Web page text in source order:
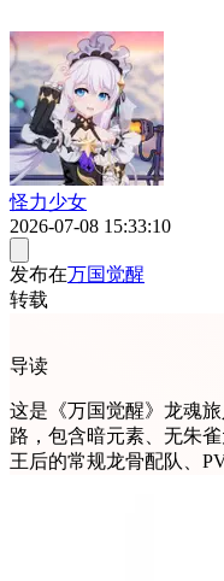
怪力少女
2026-07-08 15:33:10
发布在万国觉醒
转载
导读
这是《万国觉醒》龙魂
路，包含暗元素、无朱
王后的常规龙骨配队、